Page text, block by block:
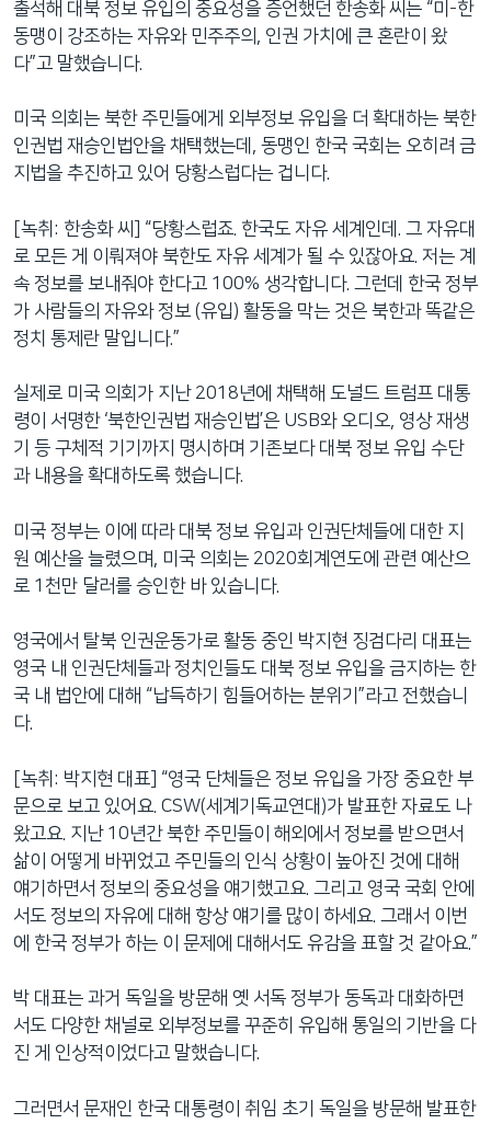
출석해 대북 정보 유입의 중요성을 증언했던 한송화 씨는 “미-한
동맹이 강조하는 자유와 민주주의, 인권 가치에 큰 혼란이 왔
다”고 말했습니다.
미국 의회는 북한 주민들에게 외부정보 유입을 더 확대하는 북한
인권법 재승인법안을 채택했는데, 동맹인 한국 국회는 오히려 금
지법을 추진하고 있어 당황스럽다는 겁니다.
[녹취: 한송화 씨] “당황스럽죠. 한국도 자유 세계인데. 그 자유대
로 모든 게 이뤄져야 북한도 자유 세계가 될 수 있잖아요. 저는 계
속 정보를 보내줘야 한다고 100% 생각합니다. 그런데 한국 정부
가 사람들의 자유와 정보 (유입) 활동을 막는 것은 북한과 똑같은
정치 통제란 말입니다.”
실제로 미국 의회가 지난 2018년에 채택해 도널드 트럼프 대통
령이 서명한 ‘북한인권법 재승인법’은 USB와 오디오, 영상 재생
기 등 구체적 기기까지 명시하며 기존보다 대북 정보 유입 수단
과 내용을 확대하도록 했습니다.
미국 정부는 이에 따라 대북 정보 유입과 인권단체들에 대한 지
원 예산을 늘렸으며, 미국 의회는 2020회계연도에 관련 예산으
로 1천만 달러를 승인한 바 있습니다.
영국에서 탈북 인권운동가로 활동 중인 박지현 징검다리 대표는
영국 내 인권단체들과 정치인들도 대북 정보 유입을 금지하는 한
국 내 법안에 대해 “납득하기 힘들어하는 분위기”라고 전했습니
다.
[녹취: 박지현 대표] “영국 단체들은 정보 유입을 가장 중요한 부
문으로 보고 있어요. CSW(세계기독교연대)가 발표한 자료도 나
왔고요. 지난 10년간 북한 주민들이 해외에서 정보를 받으면서
삶이 어떻게 바뀌었고 주민들의 인식 상황이 높아진 것에 대해
얘기하면서 정보의 중요성을 얘기했고요. 그리고 영국 국회 안에
서도 정보의 자유에 대해 항상 얘기를 많이 하세요. 그래서 이번
에 한국 정부가 하는 이 문제에 대해서도 유감을 표할 것 같아요.”
박 대표는 과거 독일을 방문해 옛 서독 정부가 동독과 대화하면
서도 다양한 채널로 외부정보를 꾸준히 유입해 통일의 기반을 다
진 게 인상적이었다고 말했습니다.
그러면서 문재인 한국 대통령이 취임 초기 독일을 방문해 발표한